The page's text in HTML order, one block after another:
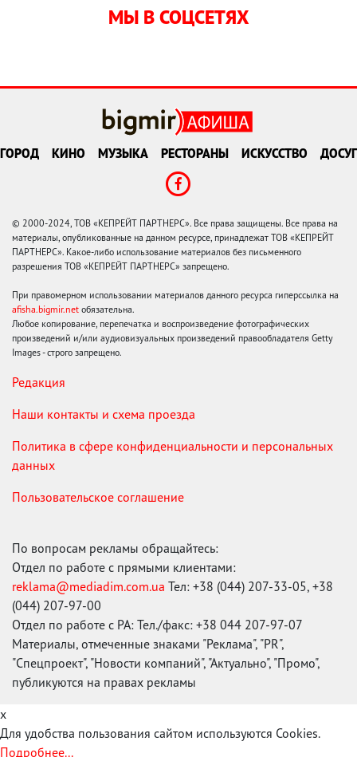
МЫ В СОЦСЕТЯХ
ГОРОД КИНО МУЗЫКА РЕСТОРАНЫ ИСКУССТВО ДОСУГ
© 2000-2024, ТОВ «КЕПРЕЙТ ПАРТНЕРС». Все права защищены. Все права на
материалы, опубликованные на данном ресурсе, принадлежат ТОВ «КЕПРЕЙТ
ПАРТНЕРС». Какое-либо использование материалов без письменного
разрешения ТОВ «КЕПРЕЙТ ПАРТНЕРС» запрещено.
При правомерном использовании материалов данного ресурса гиперссылка на
afisha.bigmir.net обязательна.
Любое копирование, перепечатка и воспроизведение фотографических
произведений и/или аудиовизуальных произведений правообладателя Getty
Images - строго запрещено.
Редакция
Наши контакты и схема проезда
Политика в сфере конфиденциальности и персональных
данных
Пользовательское соглашение
По вопросам рекламы обращайтесь:
Отдел по работе с прямыми клиентами:
reklama@mediadim.com.ua Тел: +38 (044) 207-33-05, +38
(044) 207-97-00
Отдел по работе с РА: Тел./факс: +38 044 207-97-07
Материалы, отмеченные знаками "Реклама", "PR",
"Спецпроект", "Новости компаний", "Актуально", "Промо",
публикуются на правах рекламы
x
Для удобства пользования сайтом используются Cookies.
Подробнее...